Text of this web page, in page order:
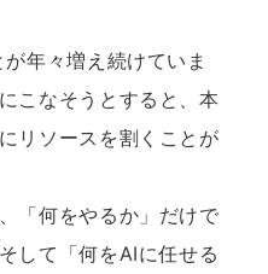
年々増え続けていま
こなそうとすると、本
リソースを割くことが
「何をやるか」だけで
して「何をAIに任せる